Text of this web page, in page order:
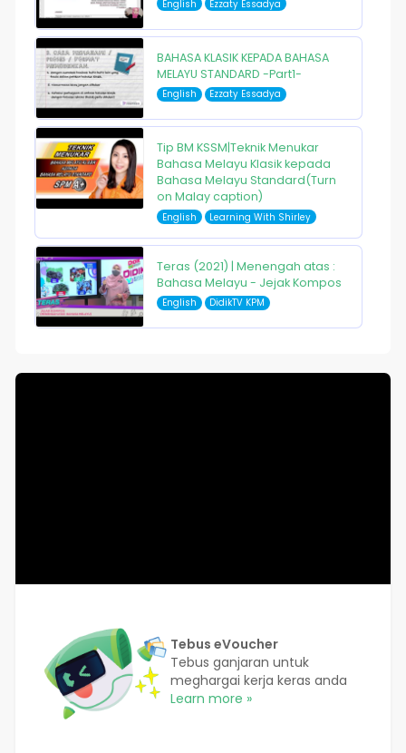
English Ezzaty Essadya
BAHASA KLASIK KEPADA BAHASA
MELAYU STANDARD -Part1-
English Ezzaty Essadya
Tip BM KSSM|Teknik Menukar
Bahasa Melayu Klasik kepada
Bahasa Melayu Standard(Turn
on Malay caption)
English Learning With Shirley
Teras (2021) | Menengah atas :
Bahasa Melayu - Jejak Kompos
English DidikTV KPM
Tebus eVoucher
Tebus ganjaran untuk
meghargai kerja keras anda
Learn more »